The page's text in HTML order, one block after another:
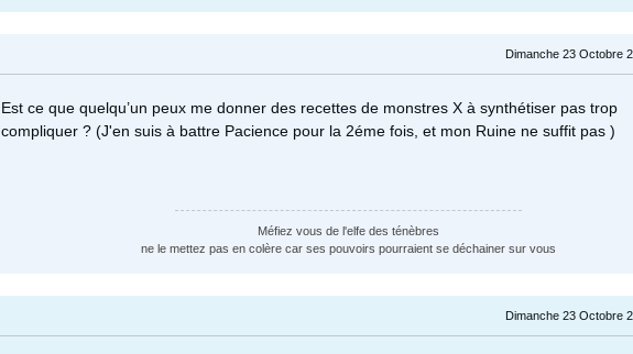
Dimanche 23 Octobre
Est ce que quelqu’un peux me donner des recettes de monstres X à synthétiser pas trop
compliquer ? (J'en suis à battre Pacience pour la 2éme fois, et mon Ruine ne suffit pas )
Méfiez vous de l'elfe des ténèbres
ne le mettez pas en colère car ses pouvoirs pourraient se déchainer sur vous
Dimanche 23 Octobre